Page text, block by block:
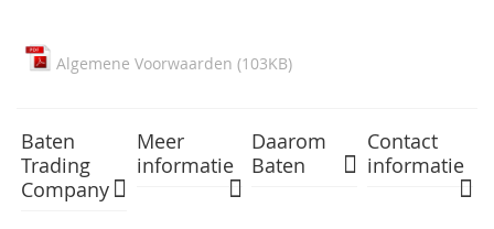
Algemene Voorwaarden (103KB)
Baten
Trading
Company
Meer
informatie
Daarom
Baten
Contact
informatie